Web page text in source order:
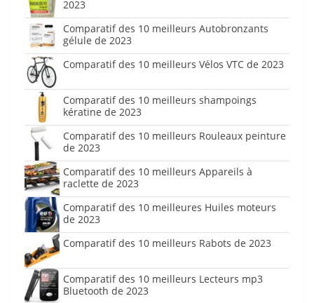
2023
Comparatif des 10 meilleurs Autobronzants
gélule de 2023
Comparatif des 10 meilleurs Vélos VTC de 2023
Comparatif des 10 meilleurs shampoings
kératine de 2023
Comparatif des 10 meilleurs Rouleaux peinture
de 2023
Comparatif des 10 meilleurs Appareils à
raclette de 2023
Comparatif des 10 meilleures Huiles moteurs
de 2023
Comparatif des 10 meilleurs Rabots de 2023
Comparatif des 10 meilleurs Lecteurs mp3
Bluetooth de 2023